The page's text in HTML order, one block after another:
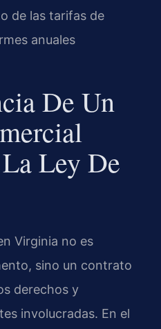
de las tarifas de
anuales
De Un
Ley De
Virginia no es
sino un contrato
derechos y
involucradas. En el